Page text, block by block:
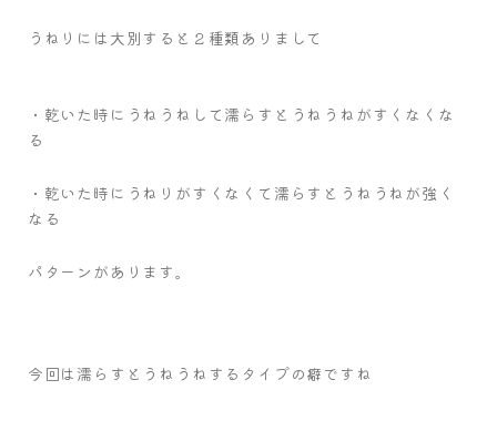
うねりには大別すると２種類ありまして
・乾いた時にうねうねして濡らすとうねうねがすくなくな
る
・乾いた時にうねりがすくなくて濡らすとうねうねが強く
なる
パターンがあります。
今回は濡らすとうねうねするタイプの癖ですね